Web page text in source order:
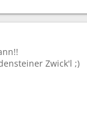
Zwick'l ;)